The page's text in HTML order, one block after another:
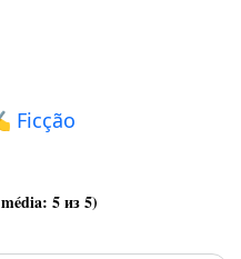
Ficção
5из 5)